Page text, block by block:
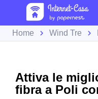
Home Wind Tre